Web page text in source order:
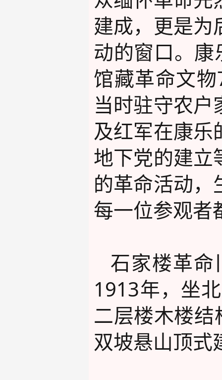
建成，更是为
动的窗口。
馆藏革命文
当时驻守农
及红军在康乐
地下党的建立
的革命活动
每一位参观者
石家楼革
1913年，坐
二层楼木楼
双坡悬山顶式